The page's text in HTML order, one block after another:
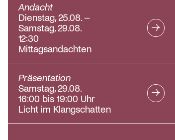
Andacht
Dienstag, 25.08. –
Samstag, 29.08.
12:30
Mittagsandachten
Präsentation
Samstag, 29.08.
16:00 bis 19:00 Uhr
Licht im Klangschatten